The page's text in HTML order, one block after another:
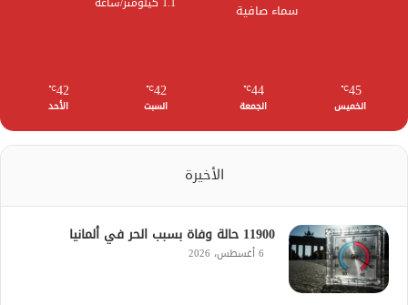
سماء صافية
45
℃
الخميس
44
℃
الجمعة
42
℃
السبت
42
℃
الأحد
الأخيرة
11900 حالة وفاة بسبب الحر في ألمانيا
6 أغسطس، 2026